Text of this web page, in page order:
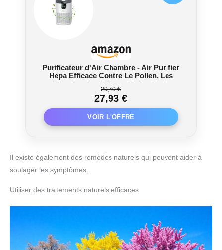
Purificateur d'Air Chambre - Air Purifier
Hepa Efficace Contre Le Pollen, Les
Allergies, Les Odeurs Et Les Poils
D'Animaux, Avec éPonge ParfuméE, 7w
Et 3 Vitesses,Silencieux Version
améliorée
29,40 €
27,93 €
Il existe également des remèdes naturels qui peuvent aider à
soulager les symptômes.
Utiliser des traitements naturels efficaces